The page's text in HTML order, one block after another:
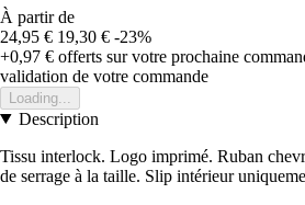
À partir de
24,95 € 19,30 € -23%
+0,97 € offerts sur votre prochaine
validation de votre commande
Loading...
Description
Tissu interlock. Logo imprimé. Ruban
de serrage à la taille. Slip intérieur